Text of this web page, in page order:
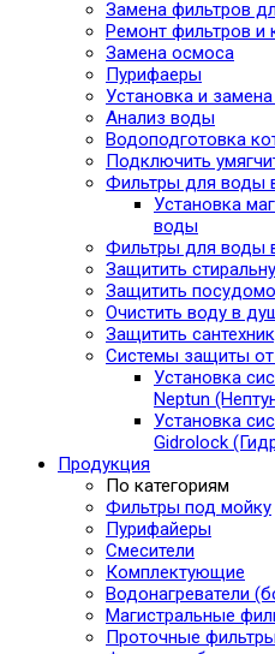
Замена фильтров
Ремонт фильтров и
Замена осмоса
Пурифаеры
Установка и
Анализ воды
Водоподготовка
Подключить
Фильтры для воды
Установка
воды
Фильтры для воды
Защитить
Защитить
Очистить воду в
Защитить
Системы защиты
Установка
Neptun
Установка
Gidrolock
Продукция
По категориям
Фильтры под мойку
Пурифайеры
Смесители
Комплектующие
Водонагреватели
Магистральные
Проточные фильтры